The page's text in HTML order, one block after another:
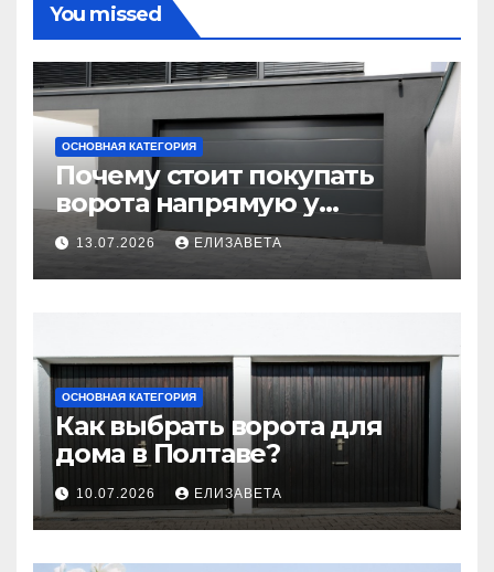
You missed
ОСНОВНАЯ КАТЕГОРИЯ
Почему стоит покупать
ворота напрямую у
производителя
13.07.2026 ЕЛИЗАВЕТА
ОСНОВНАЯ КАТЕГОРИЯ
Как выбрать ворота для
дома в Полтаве?
10.07.2026 ЕЛИЗАВЕТА